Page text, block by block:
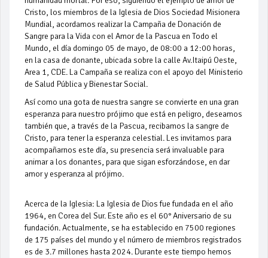
Cristo, los miembros de la Iglesia de Dios Sociedad Misionera
Mundial, acordamos realizar la Campaña de Donación de
Sangre para la Vida con el Amor de la Pascua en Todo el
Mundo, el día domingo 05 de mayo, de 08:00 a 12:00 horas,
en la casa de donante, ubicada sobre la calle Av.Itaipú Oeste,
Area 1, CDE. La Campaña se realiza con el apoyo del Ministerio
de Salud Pública y Bienestar Social.
Así como una gota de nuestra sangre se convierte en una gran
esperanza para nuestro prójimo que está en peligro, deseamos
también que, a través de la Pascua, recibamos la sangre de
Cristo, para tener la esperanza celestial. Les invitamos para
acompañarnos este día, su presencia será invaluable para
animar a los donantes, para que sigan esforzándose, en dar
amor y esperanza al prójimo.
Acerca de la Iglesia: La Iglesia de Dios fue fundada en el año
1964, en Corea del Sur. Este año es el 60° Aniversario de su
fundación. Actualmente, se ha establecido en 7500 regiones
de 175 países del mundo y el número de miembros registrados
es de 3.7 millones hasta 2024. Durante este tiempo hemos